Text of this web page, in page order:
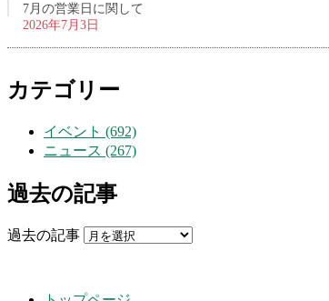
7月の営業日に関して
2026年7月3日
カテゴリー
イベント (692)
ニュース (267)
過去の記事
過去の記事